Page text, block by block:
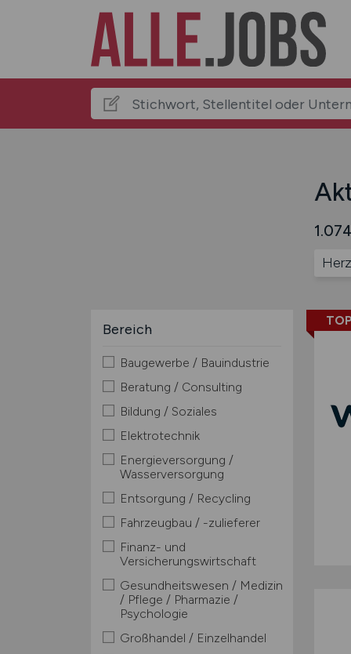
Bereich
Baugewerbe / Bauindustrie
Beratung / Consulting
Bildung / Soziales
Elektrotechnik
Energieversorgung /
Wasserversorgung
Entsorgung / Recycling
Fahrzeugbau / -zulieferer
Finanz- und
Versicherungswirtschaft
Gesundheitswesen / Medizin
/ Pflege / Pharmazie /
Psychologie
Großhandel / Einzelhandel